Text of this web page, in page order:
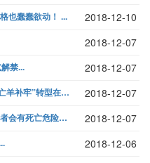
也蠢蠢欲动！ ... 2018-12-10
2018-12-07
禁... 2018-12-07
持续高温天海参受灾“化水” 养殖户“亡羊补牢”转型在即... 2018-12-07
新西兰发布贝类生物毒素警报，食用者会有死亡危险！... 2018-12-07
2018-12-06